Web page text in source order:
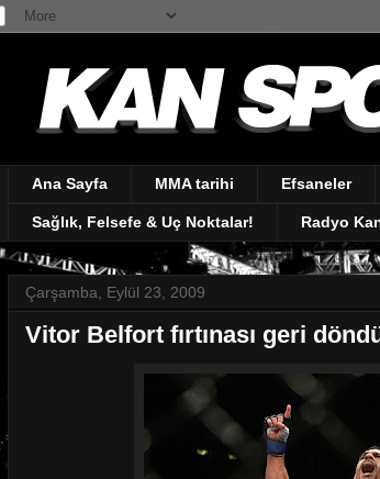
Ana Sayfa MMA tarihi Efsaneler
Sağlık, Felsefe & Uç Noktalar! Radyo
Çarşamba, Eylül 23, 2009
Vitor Belfort fırtınası geri